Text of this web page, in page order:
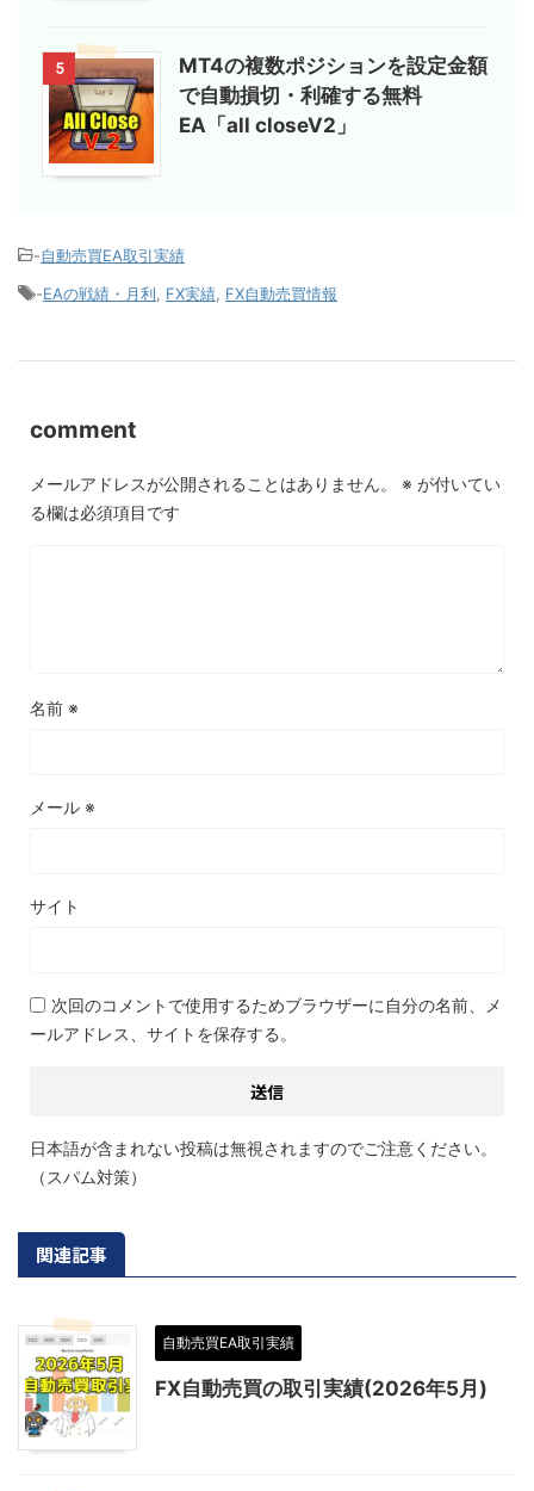
5
MT4の複数ポジションを設定金額
で自動損切・利確する無料
EA「all closeV2」
-自動売買EA取引実績
-EAの戦績・月利 FX実績 FX自動売買情報
comment
メールアドレスが公開されることはありません。 ※ が付いてい
る欄は必須項目です
名前 ※
メール ※
サイト
次回のコメントで使用するためブラウザーに自分の名前、メ
ールアドレス、サイトを保存する。
日本語が含まれない投稿は無視されますのでご注意ください。
（スパム対策）
関連記事
自動売買EA取引実績
FX自動売買の取引実績(2026年5月)